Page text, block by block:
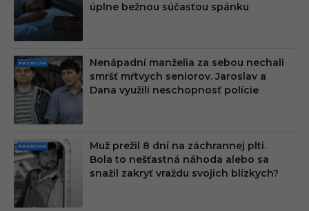
M
úplne bežnou súčasťou spánku
PRE
MIU
M
Nenápadní manželia za sebou nechali
smršť mŕtvych seniorov. Jaroslav a
Dana využili neschopnosť polície
PRE
MIU
M
Muž prežil 8 dní na záchrannej plti.
Bola to nešťastná náhoda alebo sa
snažil zakryť vraždu svojich blízkych?